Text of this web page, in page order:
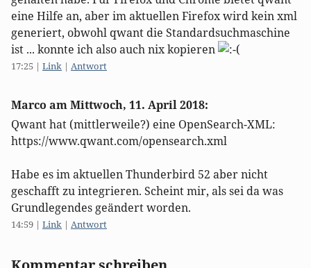
eine Hilfe an, aber im aktuellen Firefox wird kein xml
generiert, obwohl qwant die Standardsuchmaschine
ist ... konnte ich also auch nix kopieren
17:25 | Link | Antwort
Marco amMittwoch, 11. April 2018:
Qwant hat (mittlerweile?) eine OpenSearch-XML:
https://www.qwant.com/opensearch.xml
Habe es im aktuellen Thunderbird 52 aber nicht
geschafft zu integrieren. Scheint mir, als sei da was
Grundlegendes geändert worden.
14:59 | Link | Antwort